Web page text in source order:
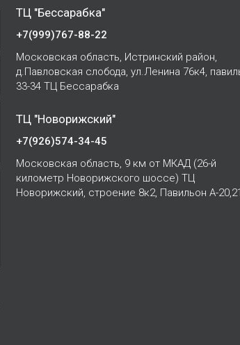
ТЦ "Бессарабка"
+7(999)767-88-22
Московская область, Истринский район,
д.Павловская слобода, ул.Ленина 76к4,
33-34 ТЦ Бессарабка
ТЦ "Новорижский"
+7(926)574-34-45
Московская область, 9 км от МКАД (26-й
километр Новорижского шоссе) ТЦ
Новорижский, строение 8к2, Павильон А-20,21